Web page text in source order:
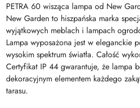
PETRA 60 wisząca lampa od New
New Garden to hiszpańska marka
wyjątkowych meblach i lampach
Lampa wyposażona jest w eleganckie
wysokim spektrum światła. Całość
Certyfikat IP 44 gwarantuje, że lampa
dekoracyjnym elementem każdego
tarasu.